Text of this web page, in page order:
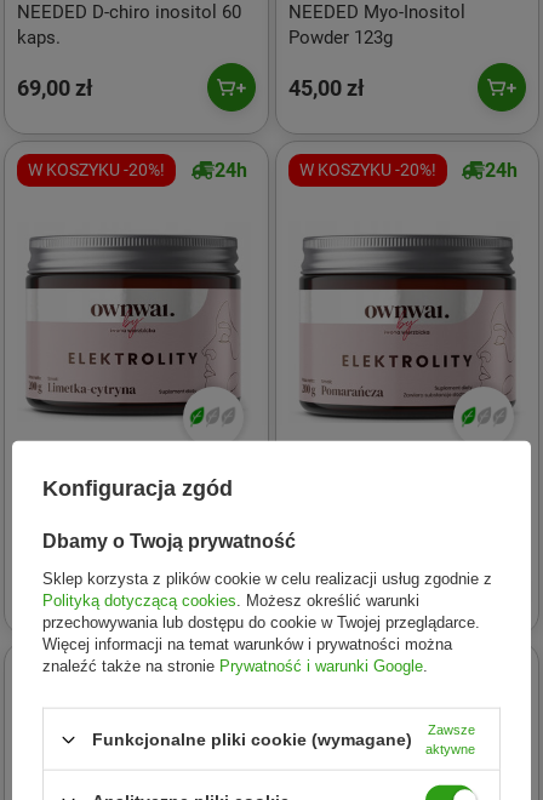
NEEDED D-chiro inositol 60
kaps.
69,00 zł
NEEDED Myo-Inositol
Powder 123g
45,00 zł
W KOSZYKU -20%! 24h
Ownwai
(Limetka-Cytryna)
167,00 zł
W KOSZYKU -20%! 24h
(Pomarańcza)
167,00 zł
W KOSZYKU -20%! 24h W KOSZYKU -20%!
Konfiguracja zgód
Dbamy o Twoją prywatność
Sklep korzysta z plików cookie w celu realizacji usług zgodnie z
Polityką dotyczącą cookies . Możesz określić warunki
przechowywania lub dostępu do cookie w Twojej przeglądarce.
Więcej informacji na temat warunków i prywatności można
znaleźć także na stronie Prywatność i warunki Google
Funkcjonalne pliki cookie (wymagane)
Zawsze
aktywne